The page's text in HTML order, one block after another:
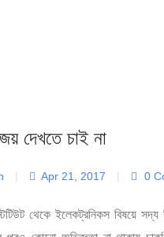
দেখতে চাই না
| Apr 21, 2017 | 0
থেকে ইলেকট্রনিকস বিষয়ে